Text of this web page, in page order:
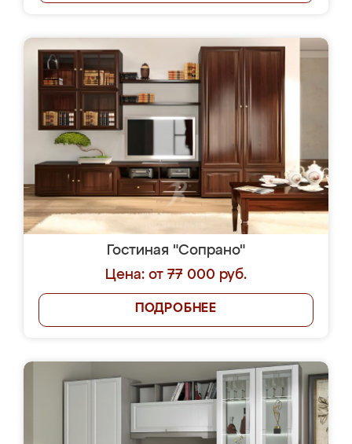
Гостиная "Сопрано"
Цена: от 77 000 руб.
ПОДРОБНЕЕ